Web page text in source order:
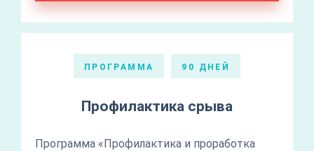
ПРОГРАММА 90 ДНЕЙ
Профилактика срыва
Программа «Профилактика и проработка